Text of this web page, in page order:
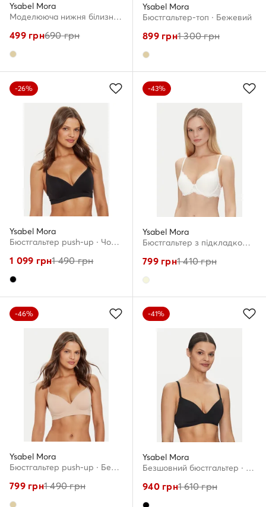
Ysabel Mora
Моделююча нижня білизна · Бежевий
499грн690грн
Ysabel Mora
Бюстгальтер-топ · Бежевий
899грн1 300грн
-26%
Ysabel Mora
Бюстгальтер push-up · Чорний
1 099 грн1 490грн
-43%
Ysabel Mora
Бюстгальтер з підкладкою · Écru
799грн1 410грн
-46%
Ysabel Mora
Бюстгальтер push-up · Бежевий
799грн1 490грн
-41%
Ysabel Mora
Безшовний бюстгальтер · Чорний
940грн1 610грн